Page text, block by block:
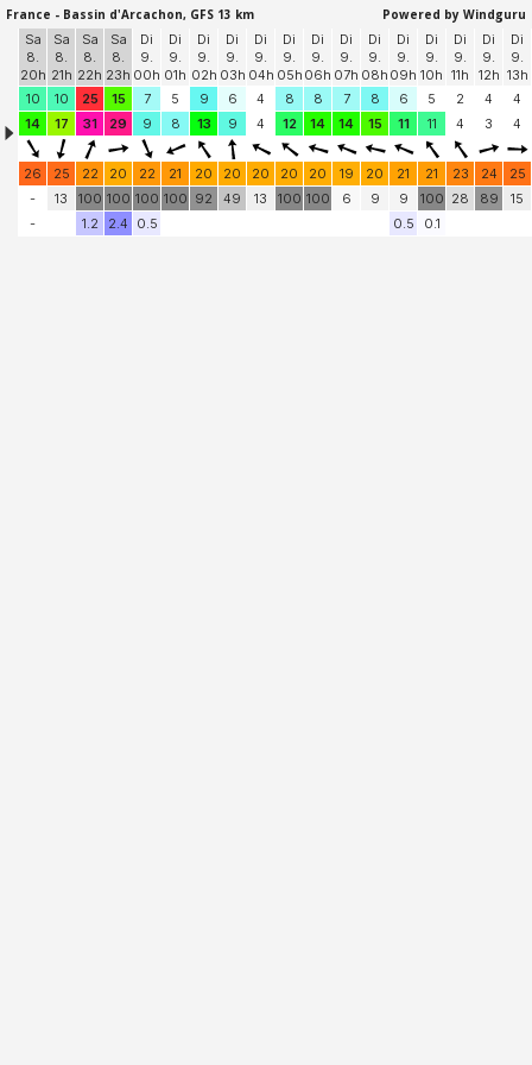
France - Bassin d'Arcachon, GFS 13 km
Powered by Windguru
Sa
8.
20h
Sa
8.
21h
Sa
8.
22h
Sa
8.
23h
Di
9.
00h
Di
9.
01h
Di
9.
02h
Di
9.
03h
Di
9.
04h
Di
9.
05h
Di
9.
06h
Di
9.
07h
Di
9.
08h
Di
9.
09h
Di
9.
10h
Di
9.
11h
Di
9.
12h
Di
9.
13h
10
10 25 15 7 5 9 6 4 8 8 7 8 6 5 2 4
4
14
17 31 29 9 8 13 9 4 12 14 14 15 11 11 4 3 4
26 25 22 20 22 21 20 20 20 20 20 19 20 21 21 23 24
25
-
13 100 100 100 100 92 49 13 100 100 6 9 9 100 28 89
15
-
1.2 2.4 0.5 0.5 0.1